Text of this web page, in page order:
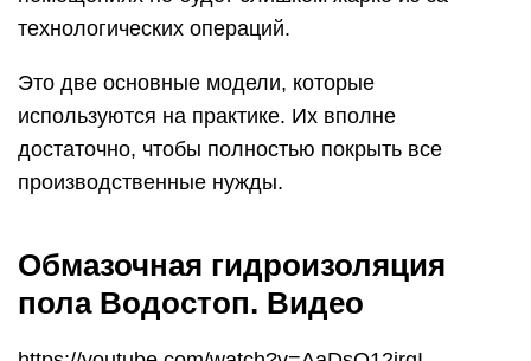
Водостоп.